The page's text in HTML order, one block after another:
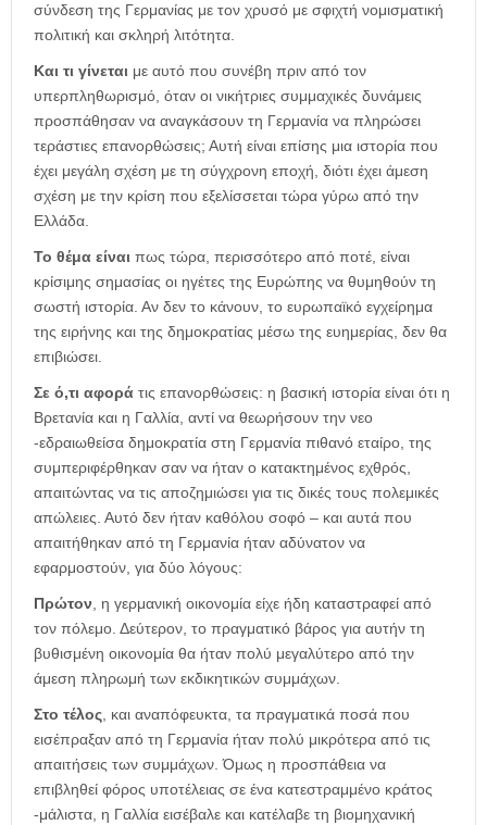
σύνδεση της Γερμανίας με τον χρυσό με σφιχτή νομισματική
πολιτική και σκληρή λιτότητα.
Και τι γίνεται με αυτό που συνέβη πριν από τον
υπερπληθωρισμό, όταν οι νικήτριες συμμαχικές δυνάμεις
προσπάθησαν να αναγκάσουν τη Γερμανία να πληρώσει
τεράστιες επανορθώσεις; Αυτή είναι επίσης μια ιστορία που
έχει μεγάλη σχέση με τη σύγχρονη εποχή, διότι έχει άμεση
σχέση με την κρίση που εξελίσσεται τώρα γύρω από την
Ελλάδα.
Το θέμα είναι πως τώρα, περισσότερο από ποτέ, είναι
κρίσιμης σημασίας οι ηγέτες της Ευρώπης να θυμηθούν τη
σωστή ιστορία. Αν δεν το κάνουν, το ευρωπαϊκό εγχείρημα
της ειρήνης και της δημοκρατίας μέσω της ευημερίας, δεν θα
επιβιώσει.
Σε ό,τι αφορά τις επανορθώσεις: η βασική ιστορία είναι ότι η
Βρετανία και η Γαλλία, αντί να θεωρήσουν την νεο
-εδραιωθείσα δημοκρατία στη Γερμανία πιθανό εταίρο, της
συμπεριφέρθηκαν σαν να ήταν ο κατακτημένος εχθρός,
απαιτώντας να τις αποζημιώσει για τις δικές τους πολεμικές
απώλειες. Αυτό δεν ήταν καθόλου σοφό – και αυτά που
απαιτήθηκαν από τη Γερμανία ήταν αδύνατον να
εφαρμοστούν, για δύο λόγους:
Πρώτον, η γερμανική οικονομία είχε ήδη καταστραφεί από
τον πόλεμο. Δεύτερον, το πραγματικό βάρος για αυτήν τη
βυθισμένη οικονομία θα ήταν πολύ μεγαλύτερο από την
άμεση πληρωμή των εκδικητικών συμμάχων.
Στο τέλος, και αναπόφευκτα, τα πραγματικά ποσά που
εισέπραξαν από τη Γερμανία ήταν πολύ μικρότερα από τις
απαιτήσεις των συμμάχων. Όμως η προσπάθεια να
επιβληθεί φόρος υποτέλειας σε ένα κατεστραμμένο κράτος
-μάλιστα, η Γαλλία εισέβαλε και κατέλαβε τη βιομηχανική